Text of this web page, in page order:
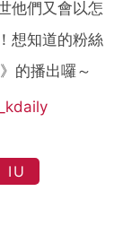
他們又會以怎
想知道的粉絲
的播出囉～
IU